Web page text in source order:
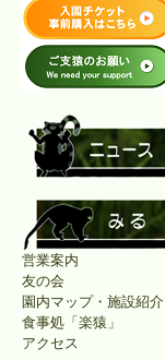
営業案内
友の会
園内マップ・施設紹介
食事処「楽猿」
アクセス